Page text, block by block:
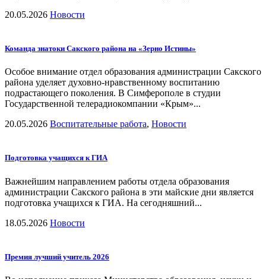
20.05.2026 Новости
Команда знатоки Сакского района на «Зерно Истины»
Особое внимание отдел образования администрации Сакского
района уделяет духовно-нравственному воспитанию
подрастающего поколения. В Симферополе в студии
Государственной телерадиокомпании «Крым»...
20.05.2026 Воспитательные работа, Новости
Подготовка учащихся к ГИА
Важнейшим направлением работы отдела образования
администрации Сакского района в эти майские дни является
подготовка учащихся к ГИА. На сегодняшний...
18.05.2026 Новости
Премия лучший учитель 2026